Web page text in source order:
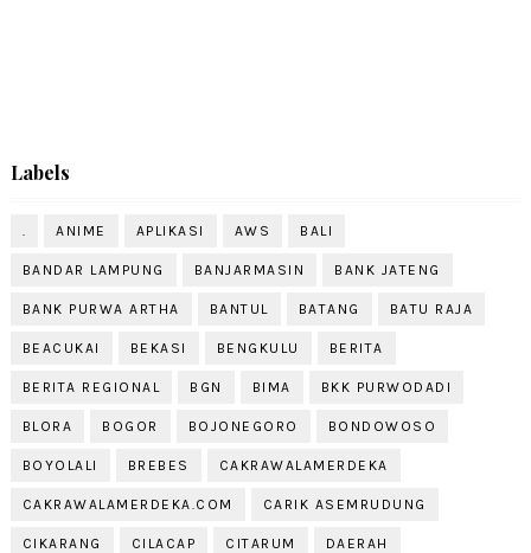
Labels
ANIME APLIKASI AWS BALI
BANDAR LAMPUNG BANJARMASIN BANK JATENG
BANK PURWA ARTHA BANTUL BATANG BATU RAJA
BEACUKAI BEKASI BENGKULU BERITA
BERITA REGIONAL BGN BIMA BKK PURWODADI
BLORA BOGOR BOJONEGORO BONDOWOSO
BOYOLALI BREBES CAKRAWALAMERDEKA
CAKRAWALAMERDEKA.COM CARIK ASEMRUDUNG
CIKARANG CILACAP CITARUM DAERAH